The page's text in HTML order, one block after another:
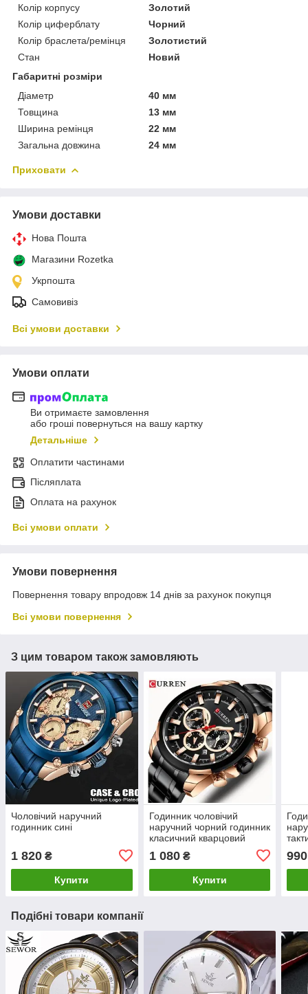
Колір корпусу
Золотий
Колір циферблату
Чорний
Колір браслета/ремінця
Золотистий
Стан
Новий
Габаритні розміри
Діаметр
40 мм
Товщина
13 мм
Ширина ремінця
22 мм
Загальна довжина
24 мм
Приховати
Умови доставки
Нова Пошта
Магазини Rozetka
Укрпошта
Самовивіз
Всі умови доставки
Умови оплати
Ви отримаєте замовлення
або гроші повернуться на вашу картку
Детальніше
Оплатити частинами
Післяплата
Оплата на рахунок
Всі умови оплати
Умови повернення
Повернення товару впродовж 14 днів за рахунок покупця
Всі умови повернення
З цим товаром також замовляють
Чоловічий наручний
годинник сині
1 820 ₴
Купити
Годинник чоловічий
наручний чорний годинник
класичний кварцовий
1 080₴
Купити
990
Подібні товари компанії